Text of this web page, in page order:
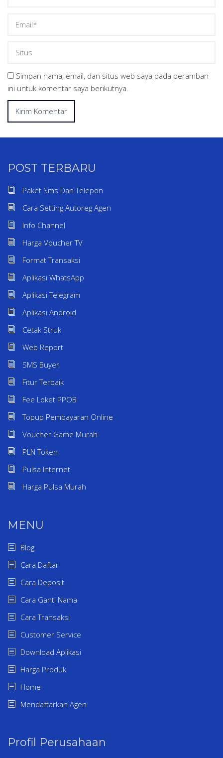
Simpan nama, email, dan situs web saya pada peramban
ini untuk komentar saya berikutnya.
POST TERBARU
Paket Sms Dan Telepon
Cara Setting Autoreg Agen
Info Channel
Harga Voucher TV
Format Transaksi
Aplikasi WhatsApp
Aplikasi Telegram
Aplikasi Android
Cetak Struk
Web Report
SMS Buyer
Fitur Terbaik
Fee Loket PPOB
Topup Pembayaran Online
Voucher Game Murah
PLN Token
Pulsa Internet
Harga Pulsa Murah
MENU
Blog
Cara Daftar
Cara Deposit
Cara Ganti Nama
Cara Transaksi
Customer Service
Download Aplikasi
Harga Produk
Home
Mendaftarkan Agen
Profil Perusahaan